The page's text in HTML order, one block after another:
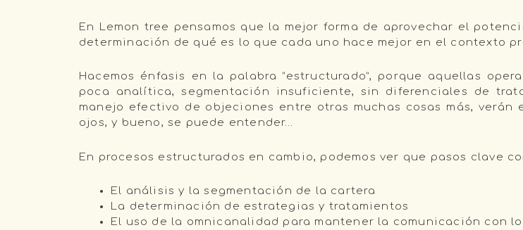
En Lemon tree pensamos que la mejor forma de aprovechar el
determinación de qué es lo que cada uno hace mejor en el contexto
Hacemos énfasis en la palabra “estructurado”, porque aquellas
poca analítica, segmentación insuficiente, sin diferenciales de
manejo efectivo de objeciones entre otras muchas cosas más,
ojos, y bueno, se puede entender…
En procesos estructurados en cambio, podemos ver que pasos clave
El análisis y la segmentación de la cartera
La determinación de estrategias y tratamientos
El uso de la omnicanalidad para mantener la comunicación con